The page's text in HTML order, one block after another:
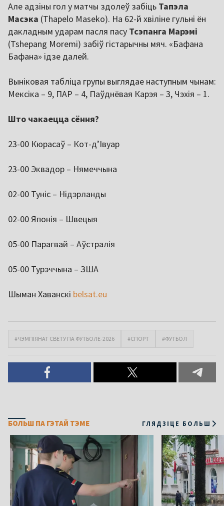
Але адзіны гол у матчы здолеў забіць Тапэла
Масэка (Thapelo Maseko). На 62-й хвіліне гульні ён
дакладным ударам пасля пасу Тсэпанга Марэмі
(Tshepang Moremi) забіў гістарычны мяч. «Бафана
Бафана» ідзе далей.
Выніковая табліца групы выглядае наступным чынам:
Мексіка – 9, ПАР – 4, Паўднёвая Карэя – 3, Чэхія – 1.
Што чакаецца сёння?
23-00 Кюрасаў – Кот-д’Івуар
23-00 Эквадор – Нямеччына
02-00 Туніс – Нідэрланды
02-00 Японія – Швецыя
05-00 Парагвай – Аўстралія
05-00 Турэччына – ЗША
Шыман Хаванскі belsat.eu
#ЧЭМПІЯНАТ СВЕТУ ПА ФУТБОЛЕ-2026 #СПОРТ #ФУТБОЛ
БОЛЬШ ПА ГЭТАЙ ТЭМЕ ГЛЯДЗІЦЕ БОЛЬШ